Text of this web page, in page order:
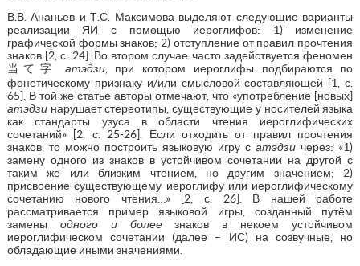
В.В. Ананьев и Т.С. Максимова выделяют следующие варианты
реализации ЯИ с помощью иероглифов: 1) изменение
графической формы знаков; 2) отступление от правил прочтения
знаков [2, с. 24]. Во втором случае часто задействуется феномен
当て字 атэдзи, при котором иероглифы подбираются по
фонетическому признаку и/или смысловой составляющей [1, с.
65]. В той же статье авторы отмечают, что «употребление [новых]
атэдзинарушает стереотипы, существующие у носителей языка
как стандарты узуса в области чтения иероглифических
сочетаний» [2, с. 25-26]. Если отходить от правил прочтения
знаков, то можно построить языковую игру сатэдзичерез: «1)
замену одного из знаков в устойчивом сочетании на другой с
таким же или близким чтением, но другим значением; 2)
присвоение существующему иероглифу или иероглифическому
сочетанию нового чтения…» [2, с. 26]. В нашей работе
рассматривается пример языковой игры, созданный путём
замены одного и болеезнаков в некоем устойчивом
иероглифическом сочетании (далее – ИС) на созвучные, но
обладающие иными значениями.